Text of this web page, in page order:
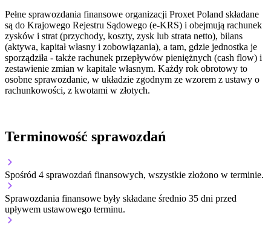
Pełne sprawozdania finansowe organizacji Proxet Poland składane
są do Krajowego Rejestru Sądowego (e-KRS) i obejmują rachunek
zysków i strat (przychody, koszty, zysk lub strata netto), bilans
(aktywa, kapitał własny i zobowiązania), a tam, gdzie jednostka je
sporządziła - także rachunek przepływów pieniężnych (cash flow) i
zestawienie zmian w kapitale własnym. Każdy rok obrotowy to
osobne sprawozdanie, w układzie zgodnym ze wzorem z ustawy o
rachunkowości, z kwotami w złotych.
Terminowość sprawozdań
Spośród 4 sprawozdań finansowych, wszystkie złożono w terminie.
Sprawozdania finansowe były składane średnio 35 dni przed
upływem ustawowego terminu.